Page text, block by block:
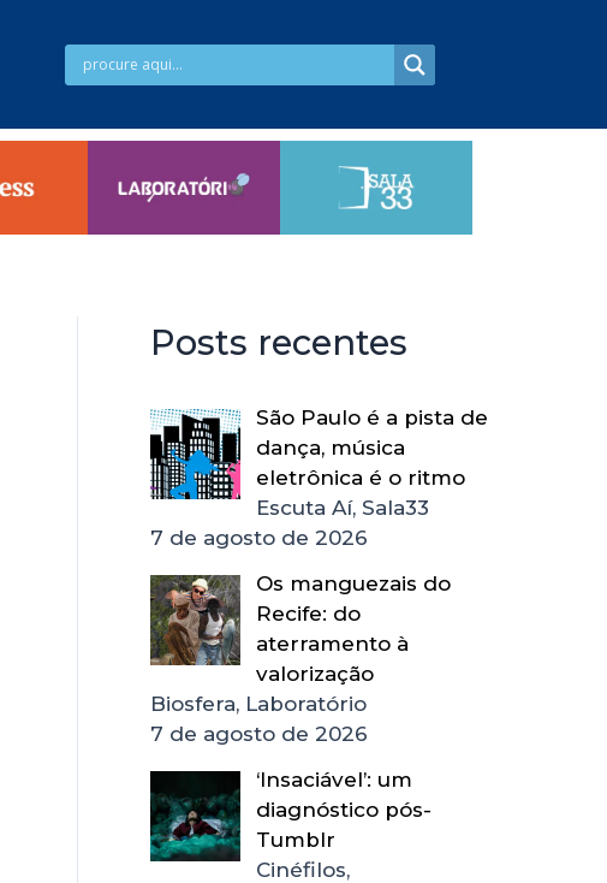
Posts recentes
São Paulo é a pista de
dança, música
eletrônica é o ritmo
Escuta Aí, Sala33
7 de agosto de 2026
Os manguezais do
Recife: do
aterramento à
valorização
Biosfera, Laboratório
7 de agosto de 2026
‘Insaciável’: um
diagnóstico pós-
Tumblr
Cinéfilos,